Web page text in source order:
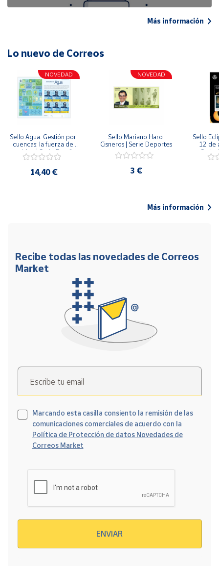
Más información
Lo nuevo de Correos
NOVEDAD
Sello Agua. Gestión por
cuencas: la fuerza de
una idea.| Serie España
ES| Pliego Premium
14,40 €
NOVEDAD
Sello Mariano Haro
Cisneros | Serie Deportes
3 €
Sello
12 de
Serie
Más información
Recibe todas las novedades de Correos
Market
Escribe tu email
Marcando esta casilla consiento la remisión de las
comunicaciones comerciales de acuerdo con la
Política de Protección de datos Novedades de
Correos Market
ENVIAR